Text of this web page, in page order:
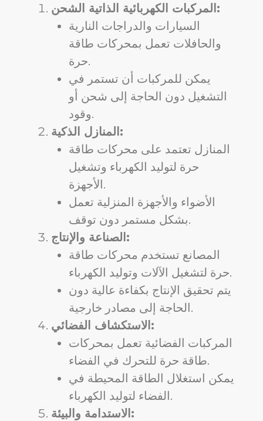
المركبات الكهربائية الذاتية الشحن:
السيارات والدراجات النارية
والحافلات تعمل بمحركات طاقة
حرة.
يمكن للمركبات أن تستمر في
التشغيل دون الحاجة إلى شحن أو
وقود.
المنازل الذكية:
المنازل تعتمد على محركات طاقة
حرة لتوليد الكهرباء وتشغيل
الأجهزة.
الأضواء والأجهزة المنزلية تعمل
بشكل مستمر دون توقف.
الصناعة والإنتاج:
المصانع تستخدم محركات طاقة
حرة لتشغيل الآلات وتوليد الكهرباء.
يتم تحقيق الإنتاج بكفاءة عالية دون
الحاجة إلى مصادر خارجية.
الاستكشاف الفضائي:
المركبات الفضائية تعمل بمحركات
طاقة حرة للتحرك في الفضاء.
يمكن استغلال الطاقة المحيطة في
الفضاء لتوليد الكهرباء.
الاستدامة والبيئة: